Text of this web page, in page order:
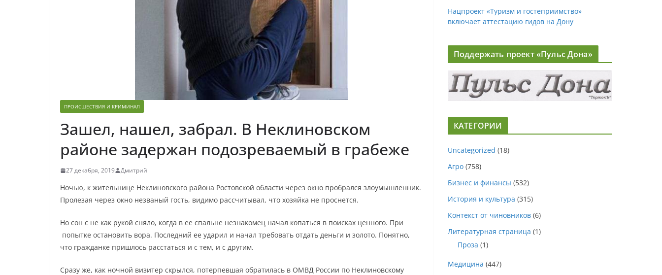
ПРОИСШЕСТВИЯ И КРИМИНАЛ
Зашел, нашел, забрал. В Неклиновском
районе задержан подозреваемый в грабеже
27 декабря, 2019 Дмитрий
Ночью, к жительнице Неклиновского района Ростовской области через окно пробрался злоумышленник.
Пролезая через окно незваный гость, видимо рассчитывал, что хозяйка не проснется.
Но сон с не как рукой сняло, когда в ее спальне незнакомец начал копаться в поисках ценного. При
попытке остановить вора. Последний ее ударил и начал требовать отдать деньги и золото. Понятно,
что гражданке пришлось расстаться и с тем, и с другим.
Сразу же, как ночной визитер скрылся, потерпевшая обратилась в ОМВД России по Неклиновскому
Нацпроект «Туризм и гостеприимство»
включает аттестацию гидов на Дону
Поддержать проект «Пульс Дона»
КАТЕГОРИИ
Uncategorized (18)
Агро (758)
Бизнес и финансы (532)
История и культура (315)
Контекст от чиновников (6)
Литературная страница (1)
Проза (1)
Медицина (447)